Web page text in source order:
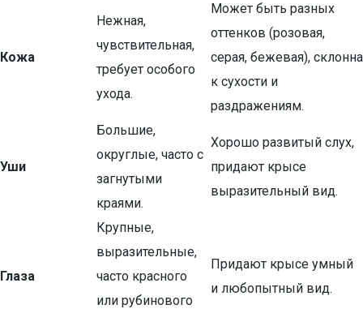
Кожа
Нежная,
чувствительная,
требует особого
ухода.
Может быть разных
оттенков (розовая,
серая, бежевая), склонна
к сухости и
раздражениям.
Уши
Большие,
округлые, часто с
загнутыми
краями.
Хорошо развитый слух,
придают крысе
выразительный вид.
Глаза
Крупные,
выразительные,
часто красного
или рубинового
Придают крысе умный
и любопытный вид.